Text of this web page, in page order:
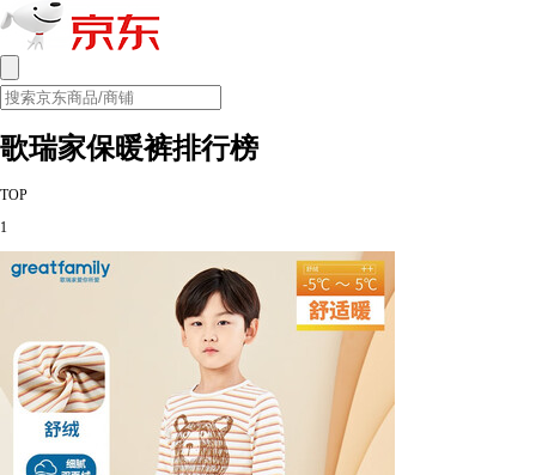
歌瑞家保暖裤排行榜
TOP
1